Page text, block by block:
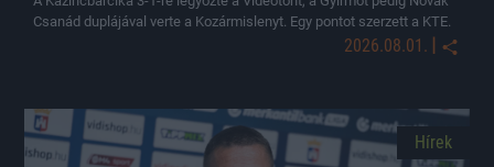
Csanád duplájával verte a Kozármislenyt. Egy pontot szerzett a KTE.
2026.08.01. |
Hírek